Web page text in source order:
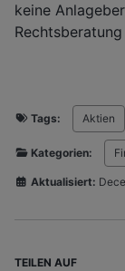
keine
Tags: Aktien
Kategorien:
Aktualisiert:
TEILEN AUF